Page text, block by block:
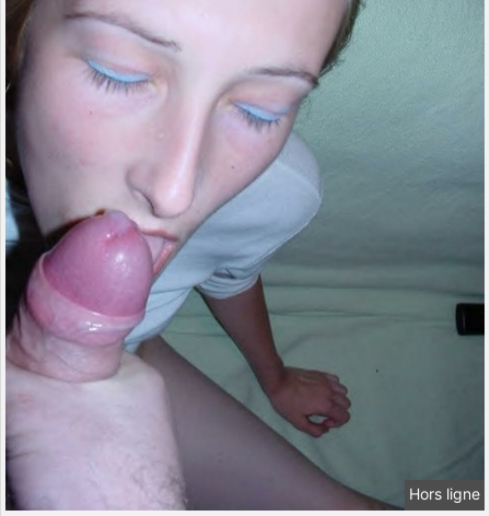
Hors ligne